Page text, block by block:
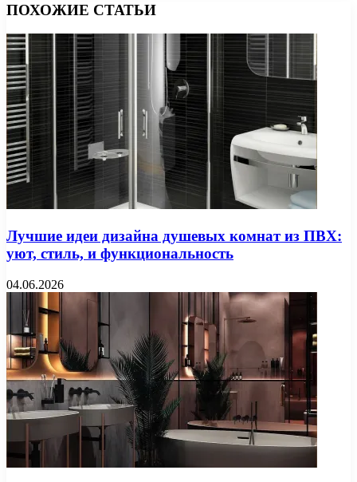
ПОХОЖИЕ СТАТЬИ
Лучшие идеи дизайна душевых комнат из ПВХ:
уют, стиль, и функциональность
04.06.2026